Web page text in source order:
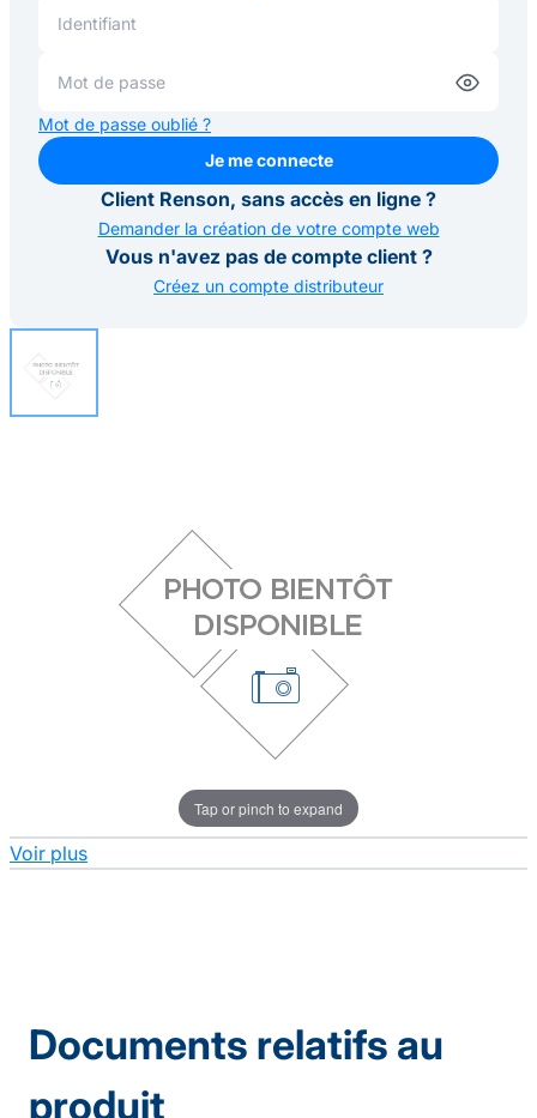
Tap or pinch to expand
Voir plus
Mot de passe oublié ?
Je me connecte
Je me connecte
Client Renson, sans accès en ligne ?
Demander la création de votre compte web
Vous n'avez pas de compte client ?
Créez un compte distributeur
Documents relatifs au
produit